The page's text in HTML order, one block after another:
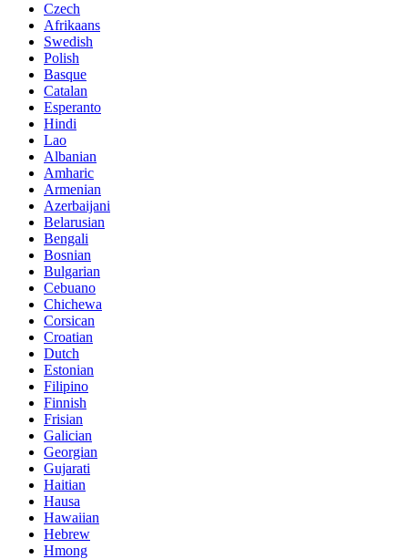
Czech
Afrikaans
Swedish
Polish
Basque
Catalan
Esperanto
Hindi
Lao
Albanian
Amharic
Armenian
Azerbaijani
Belarusian
Bengali
Bosnian
Bulgarian
Cebuano
Chichewa
Corsican
Croatian
Dutch
Estonian
Filipino
Finnish
Frisian
Galician
Georgian
Gujarati
Haitian
Hausa
Hawaiian
Hebrew
Hmong